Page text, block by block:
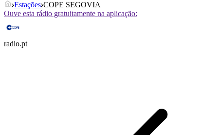
Estações COPE SEGOVIA
Ouve esta rádio gratuitamente na aplicação:
radio.pt